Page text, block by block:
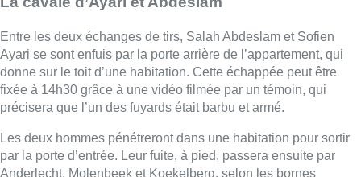
L’ADN de Sofien Ayari sur un arme retrouvée
près de la rue du Dries
L’arme qu’ils avaient emmenée sera retrouvée dans un
bâtiment proche de la rue du Dries. Cette arme, qui a été
utilisée pour tirer huit coups, portait l’ADN de Sofien Ayari. Vu
qu’ils savaient tous les deux que des armes étaient présentes
dans la planque et qu’ils étaient prêts à les utiliser, ils doivent
être considérés comme co-auteurs, estime le procureur.